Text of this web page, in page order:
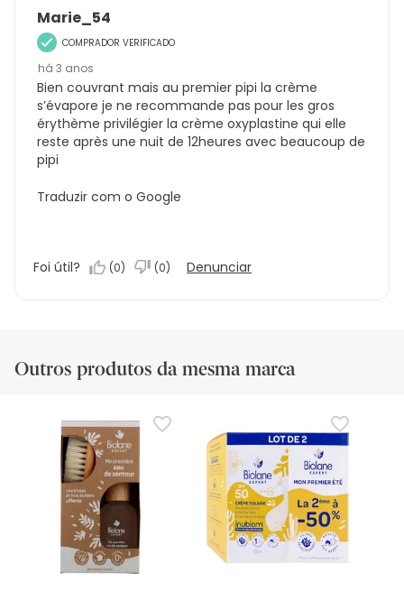
Marie_54
COMPRADOR VERIFICADO
há 3 anos
Bien couvrant mais au premier pipi la crème
s’évapore je ne recommande pas pour les gros
érythème privilégier la crème oxyplastine qui elle
reste après une nuit de 12heures avec beaucoup de
pipi
Traduzir com o Google
Foi útil? (0) (0) Denunciar
Outros produtos da mesma marca